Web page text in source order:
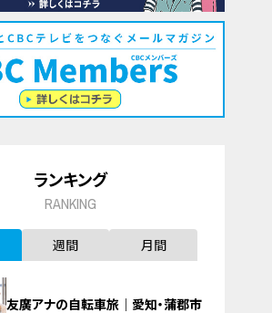
ランキング
RANKING
週間 月間
友廣アナの自転車旅｜愛知・蒲郡市